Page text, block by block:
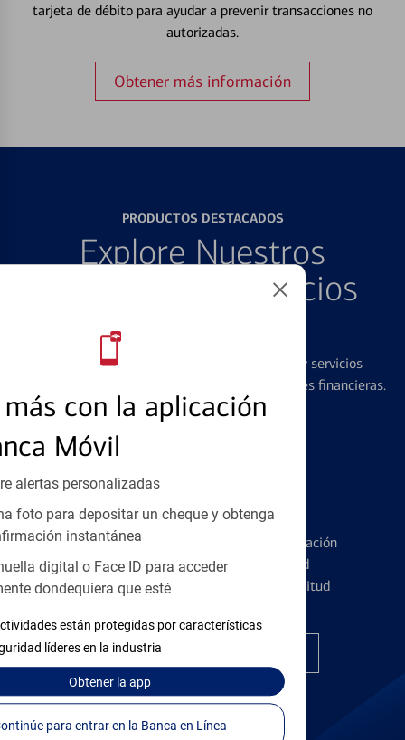
con la aplicación
Móvil
alertas personalizadas
foto para depositar un cheque y obtenga
instantánea
digital o Face ID para acceder
dondequiera que esté
están protegidas por características
líderes en la industria
Obtenerla app
Continúe para entrar en la Banca en Línea
tarjeta de débito para ayudar a prevenir transacciones no
autorizadas.
Obtener más información
PRODUCTOS DESTACADOS
Explore Nuestros
Productos y Servicios
Destacados
Ofrecemos una amplia gama de productos y servicios
diseñados para ayudar con todas sus necesidades financieras.
Tarjetas de Crédito
Conozca los pormenores de la administración
de tarjetas de crédito y la identidad
financiera antes de presentar una solicitud
Encuentre la tarjeta correcta